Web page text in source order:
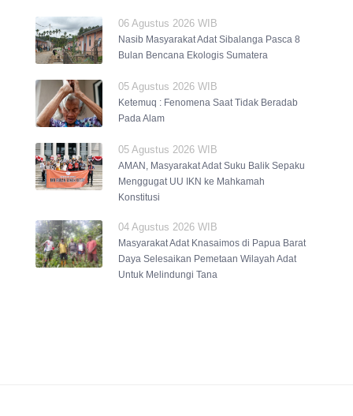
06 Agustus 2026 WIB
Nasib Masyarakat Adat Sibalanga Pasca 8
Bulan Bencana Ekologis Sumatera
05 Agustus 2026 WIB
Ketemuq : Fenomena Saat Tidak Beradab
Pada Alam
05 Agustus 2026 WIB
AMAN, Masyarakat Adat Suku Balik Sepaku
Menggugat UU IKN ke Mahkamah
Konstitusi
04 Agustus 2026 WIB
Masyarakat Adat Knasaimos di Papua Barat
Daya Selesaikan Pemetaan Wilayah Adat
Untuk Melindungi Tana